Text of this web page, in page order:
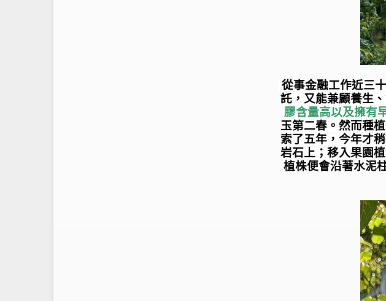
從事金融工作近三
託，又能兼顧養生
膠含量高以及擁有
玉第二春。然而種
索了五年，今年才
岩石上；移入果園
植株便會沿著水泥